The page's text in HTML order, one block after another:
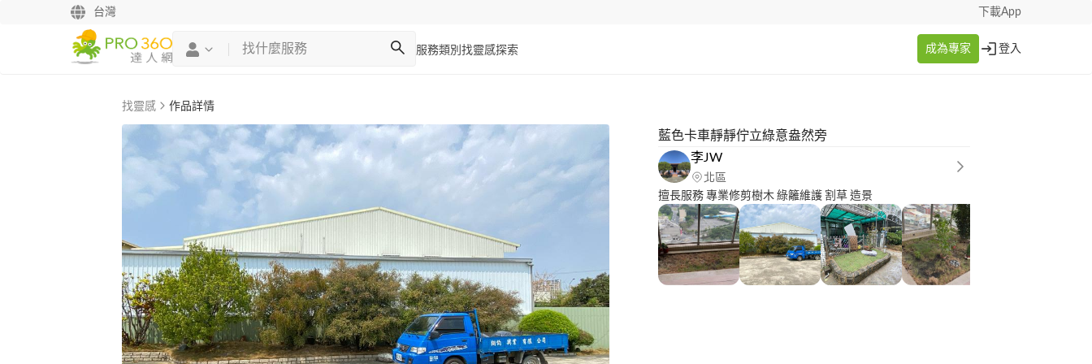
台灣 下載App
服務類別 找靈感探索 成為專家 登入
找靈感 作品詳情
藍色卡車靜靜佇立綠意盎然旁
李JW
北區
擅長服務 專業修剪樹木 綠籬維護 割草 造景